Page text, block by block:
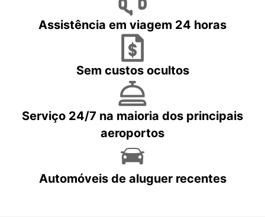
Assistência em viagem 24 horas
Sem custos ocultos
Serviço 24/7 na maioria dos principais
aeroportos
Automóveis de aluguer recentes